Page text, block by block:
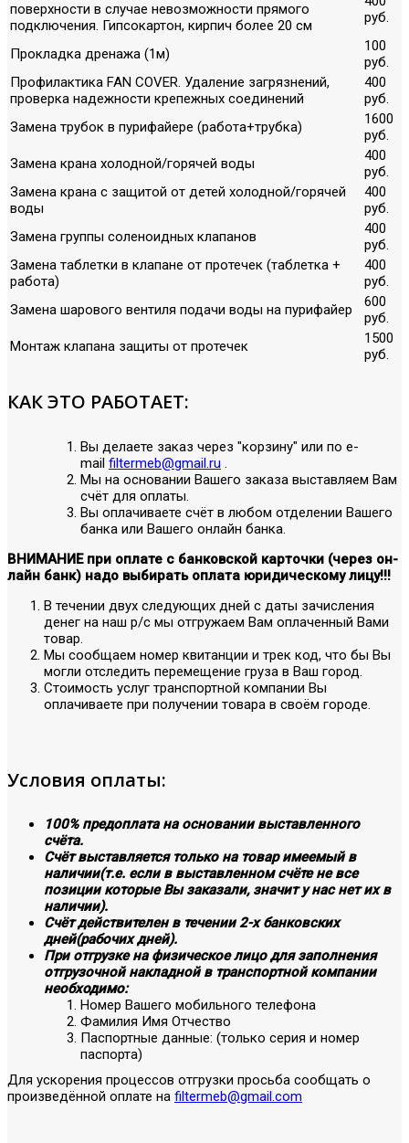
поверхности в случае невозможности прямого
подключения. Гипсокартон, кирпич более 20 см
руб.
Прокладка дренажа (1м)
100
руб.
Профилактика FAN COVER. Удаление загрязнений,
проверка надежности крепежных соединений
400
руб.
Замена трубок в пурифайере (работа+трубка)
1600
руб.
Замена крана холодной/горячей воды
400
руб.
Замена крана с защитой от детей холодной/горячей
воды
400
руб.
Замена группы соленоидных клапанов
400
руб.
Замена таблетки в клапане от протечек (таблетка +
работа)
400
руб.
Замена шарового вентиля подачи воды на пурифайер
600
руб.
Монтаж клапана защиты от протечек
1500
руб.
КАК ЭТО РАБОТАЕТ:
Вы делаете заказ через "корзину" или по е-
mail filtermeb@gmail.ru .
Мы на основании Вашего заказа выставляем Вам
счёт для оплаты.
Вы оплачиваете счёт в любом отделении Вашего
банка или Вашего онлайн банка.
ВНИМАНИЕ при оплате с банковской карточки (через он-
лайн банк) надо выбирать оплата юридическому лицу!!!
В течении двух следующих дней с даты зачисления
денег на наш р/с мы отгружаем Вам оплаченный Вами
товар.
Мы сообщаем номер квитанции и трек код, что бы Вы
могли отследить перемещение груза в Ваш город.
Стоимость услуг транспортной компании Вы
оплачиваете при получении товара в своём городе.
Условия оплаты:
100% предоплата на основании выставленного
счёта.
Счёт выставляется только на товар имеемый в
наличии(т.е. если в выставленном счёте не все
позиции которые Вы заказали, значит у нас нет их в
наличии).
Счёт действителен в течении 2-х банковских
дней(рабочих дней).
При отгрузке на физическое лицо для заполнения
отгрузочной накладной в транспортной компании
необходимо:
Номер Вашего мобильного телефона
Фамилия Имя Отчество
Паспортные данные: (только серия и номер
паспорта)
Для ускорения процессов отгрузки просьба сообщать о
произведённой оплате на filtermeb@gmail.com